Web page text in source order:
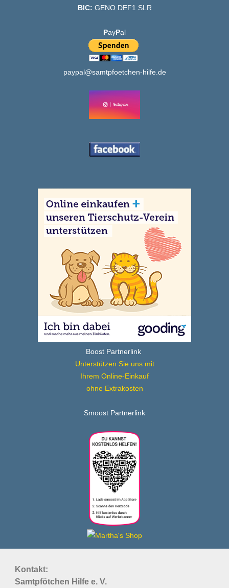
BIC: GENO DEF1 SLR
PayPal
paypal@samtpfoetchen-hilfe.de
Boost Partnerlink
Unterstützen Sie uns mit
Ihrem Online-Einkauf
ohne Extrakosten
Smoost Partnerlink
Kontakt:
Samtpfötchen Hilfe e. V.